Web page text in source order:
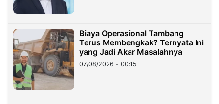
Biaya Operasional Tambang
Terus Membengkak? Ternyata Ini
yang Jadi Akar Masalahnya
07/08/2026 - 00:15